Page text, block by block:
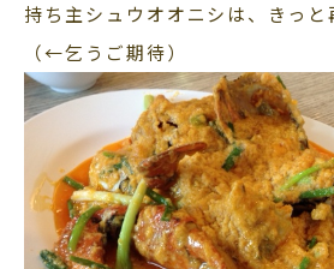
持ち主シュウオオニシは、きっと
（←乞うご期待）